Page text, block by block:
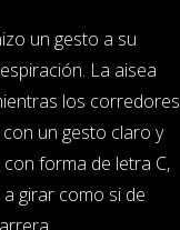
un gesto a su
La aisea
los corredores
un gesto claro y
forma de letra C,
girar como si de